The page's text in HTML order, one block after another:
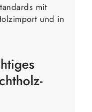
mit
und in